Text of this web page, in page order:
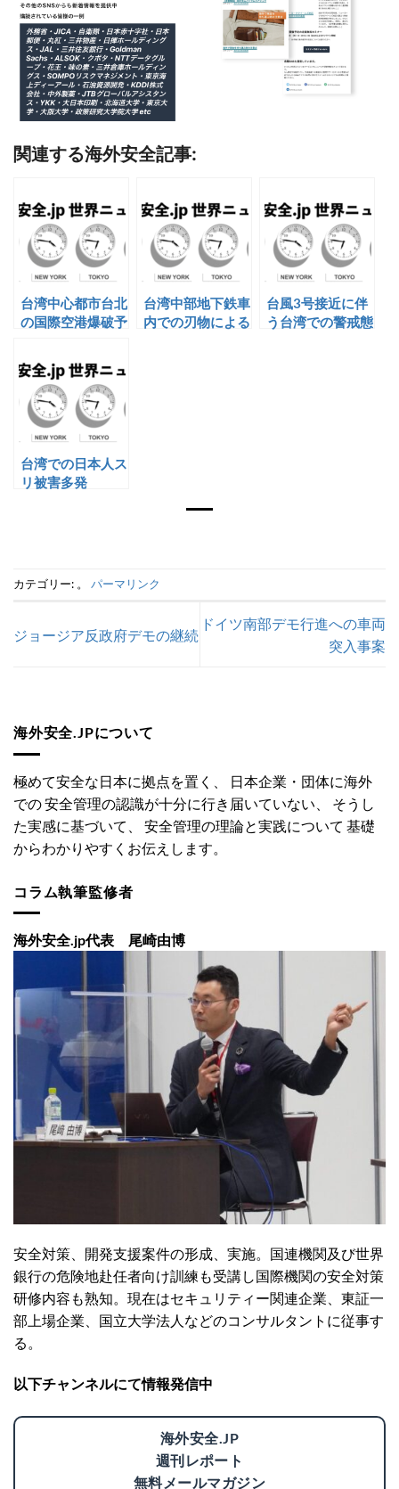
関連する海外安全記事:
台湾中心都市台北
の国際空港爆破予
台湾中部地下鉄車
内での刃物による
台風3号接近に伴
う台湾での警戒態
台湾での日本人ス
リ被害多発
カテゴリー: 。 パーマリンク
ジョージア反政府デモの継続
ドイツ南部デモ行進への車両
突入事案
海外安全.JPについて
極めて安全な日本に拠点を置く、 日本企業・団体に海外
での 安全管理の認識が十分に行き届いていない、 そうし
た実感に基づいて、 安全管理の理論と実践について 基礎
からわかりやすくお伝えします。
コラム執筆監修者
海外安全.jp代表 尾崎由博
安全対策、開発支援案件の形成、実施。国連機関及び世界
銀行の危険地赴任者向け訓練も受講し国際機関の安全対策
研修内容も熟知。現在はセキュリティー関連企業、東証一
部上場企業、国立大学法人などのコンサルタントに従事す
る。
以下チャンネルにて情報発信中
海外安全.JP
週刊レポート
無料メールマガジン